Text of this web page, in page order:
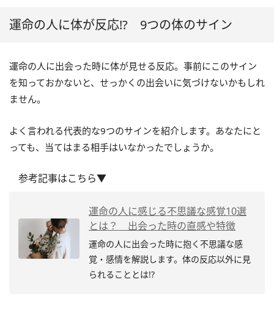
運命の人に体が反応!? 9つの体のサイン
運命の人に出会った時に体が見せる反応。事前にこのサイン
を知っておかないと、せっかくの出会いに気づけないかもしれ
ません。
よく言われる代表的な9つのサインを紹介します。あなたにと
っても、当てはまる相手はいなかったでしょうか。
参考記事はこちら▼
運命の人に感じる不思議な感覚10選
とは？ 出会った時の直感や特徴
運命の人に出会った時に抱く不思議な感
覚・感情を解説します。体の反応以外に見
られることとは!?